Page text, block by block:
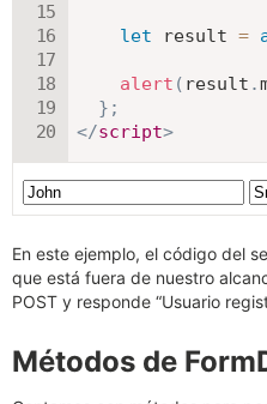
let result =
alert ( result .
} ;
</script>
En este ejemplo, el código del
que está fuera de nuestro
POST y responde “Usuario
Métodos de